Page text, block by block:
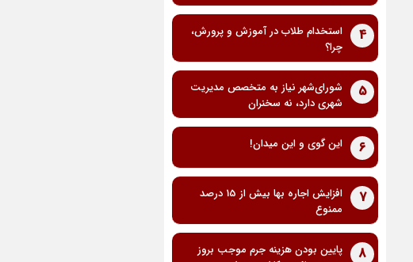
4
استخدام طلاب در آموزش و پرورش،
چرا؟
5
شورای‌شهر نیاز به متخصص مدیریت
شهری دارد، نه سخنران
6 این گوی و این میدان!
7
افزایش اجاره بها بیش از 15 درصد
ممنوع
8
پایین بودن هزینه جرم موجب بروز